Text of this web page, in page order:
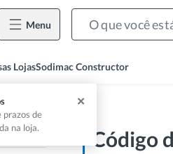
Menu
prazos de
na loja.
✕
LojasSodimac Constructor
Brasil
Código